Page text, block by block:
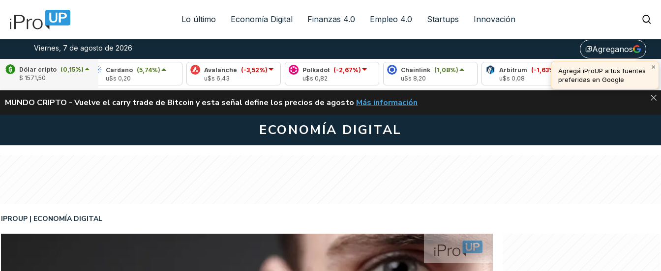
Lo último Economía Digital Finanzas 4.0 Empleo 4.0 Startups Innovación
Viernes, 7 de agosto de 2026 library_addAgreganos
×
Agregá iProUP a tus fuentes
preferidas en Google
Dólar cripto (0,15%)
$ 1571,50
(-1,71%)
Cardano
(5,74%)
Avalanche (-3,52%)
Polkadot
(-2,67%)
Chainlink
(1,08%)
Arbitrum
(-1,63%)
Bitcoin (-0,28%)
u$s 64.304,00
ALERTA
MUNDO CRIPTO - Vuelve el carry trade de Bitcoin y esta señal define los precios de agosto VUELVE EL CARRY TRADE DE BITCOIN Y ESTA SEÑAL DEFINE LOS PRECIOS DE
Más información
ECONOMÍA DIGITAL
IPROUP ECONOMÍA DIGITAL